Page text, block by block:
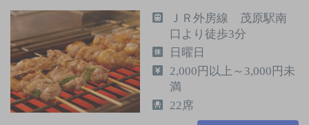
ＪＲ外房線 茂原駅南
口より徒歩3分
日曜日
2,000円以上～3,000円未
満
22席